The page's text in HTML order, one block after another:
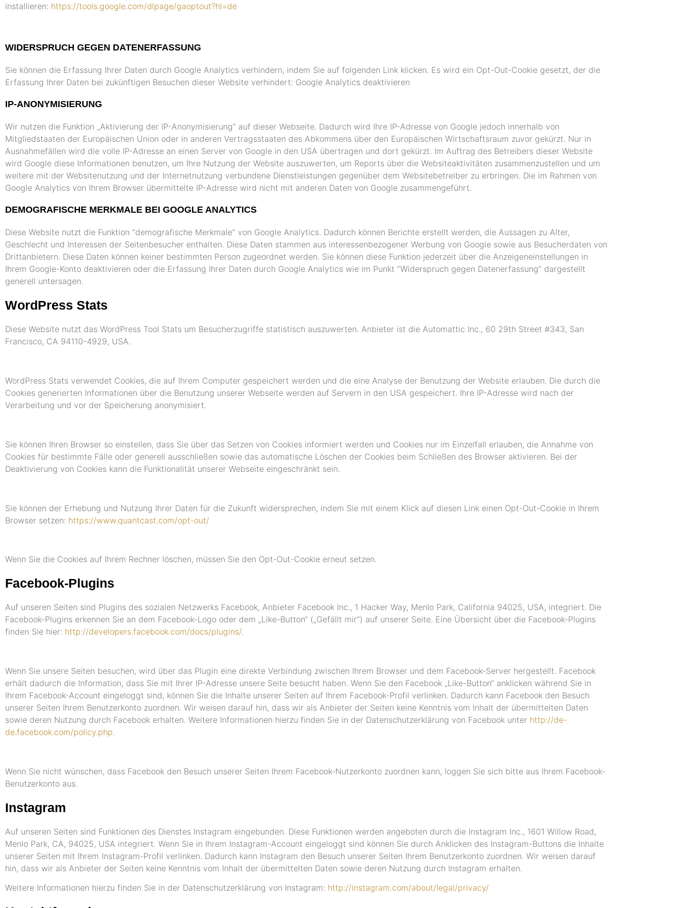
installieren: https://tools.google.com/dlpage/gaoptout?hl=de
WIDERSPRUCH GEGEN DATENERFASSUNG
Sie können die Erfassung Ihrer Daten durch Google Analytics verhindern, indem Sie auf folgenden Link klicken. Es wird ein Opt-Out-Cookie gesetzt, der die
Erfassung Ihrer Daten bei zukünftigen Besuchen dieser Website verhindert: Google Analytics deaktivieren
IP-ANONYMISIERUNG
Wir nutzen die Funktion „Aktivierung der IP-Anonymisierung“ auf dieser Webseite. Dadurch wird Ihre IP-Adresse von Google jedoch innerhalb von
Mitgliedstaaten der Europäischen Union oder in anderen Vertragsstaaten des Abkommens über den Europäischen Wirtschaftsraum zuvor gekürzt. Nur in
Ausnahmefällen wird die volle IP-Adresse an einen Server von Google in den USA übertragen und dort gekürzt. Im Auftrag des Betreibers dieser Website
wird Google diese Informationen benutzen, um Ihre Nutzung der Website auszuwerten, um Reports über die Websiteaktivitäten zusammenzustellen und um
weitere mit der Websitenutzung und der Internetnutzung verbundene Dienstleistungen gegenüber dem Websitebetreiber zu erbringen. Die im Rahmen von
Google Analytics von Ihrem Browser übermittelte IP-Adresse wird nicht mit anderen Daten von Google zusammengeführt.
DEMOGRAFISCHE MERKMALE BEI GOOGLE ANALYTICS
Diese Website nutzt die Funktion “demografische Merkmale” von Google Analytics. Dadurch können Berichte erstellt werden, die Aussagen zu Alter,
Geschlecht und Interessen der Seitenbesucher enthalten. Diese Daten stammen aus interessenbezogener Werbung von Google sowie aus Besucherdaten von
Drittanbietern. Diese Daten können keiner bestimmten Person zugeordnet werden. Sie können diese Funktion jederzeit über die Anzeigeneinstellungen in
Ihrem Google-Konto deaktivieren oder die Erfassung Ihrer Daten durch Google Analytics wie im Punkt “Widerspruch gegen Datenerfassung” dargestellt
generell untersagen.
WordPress Stats
Diese Website nutzt das WordPress Tool Stats um Besucherzugriffe statistisch auszuwerten. Anbieter ist die Automattic Inc., 60 29th Street #343, San
Francisco, CA 94110-4929, USA.
WordPress Stats verwendet Cookies, die auf Ihrem Computer gespeichert werden und die eine Analyse der Benutzung der Website erlauben. Die durch die
Cookies generierten Informationen über die Benutzung unserer Webseite werden auf Servern in den USA gespeichert. Ihre IP-Adresse wird nach der
Verarbeitung und vor der Speicherung anonymisiert.
Sie können Ihren Browser so einstellen, dass Sie über das Setzen von Cookies informiert werden und Cookies nur im Einzelfall erlauben, die Annahme von
Cookies für bestimmte Fälle oder generell ausschließen sowie das automatische Löschen der Cookies beim Schließen des Browser aktivieren. Bei der
Deaktivierung von Cookies kann die Funktionalität unserer Webseite eingeschränkt sein.
Sie können der Erhebung und Nutzung Ihrer Daten für die Zukunft widersprechen, indem Sie mit einem Klick auf diesen Link einen Opt-Out-Cookie in Ihrem
Browser setzen: https://www.quantcast.com/opt-out/
Wenn Sie die Cookies auf Ihrem Rechner löschen, müssen Sie den Opt-Out-Cookie erneut setzen.
Facebook-Plugins
Auf unseren Seiten sind Plugins des sozialen Netzwerks Facebook, Anbieter Facebook Inc., 1 Hacker Way, Menlo Park, California 94025, USA, integriert. Die
Facebook-Plugins erkennen Sie an dem Facebook-Logo oder dem „Like-Button“ („Gefällt mir“) auf unserer Seite. Eine Übersicht über die Facebook-Plugins
finden Sie hier: http://developers.facebook.com/docs/plugins/.
Wenn Sie unsere Seiten besuchen, wird über das Plugin eine direkte Verbindung zwischen Ihrem Browser und dem Facebook-Server hergestellt. Facebook
erhält dadurch die Information, dass Sie mit Ihrer IP-Adresse unsere Seite besucht haben. Wenn Sie den Facebook „Like-Button“ anklicken während Sie in
Ihrem Facebook-Account eingeloggt sind, können Sie die Inhalte unserer Seiten auf Ihrem Facebook-Profil verlinken. Dadurch kann Facebook den Besuch
unserer Seiten Ihrem Benutzerkonto zuordnen. Wir weisen darauf hin, dass wir als Anbieter der Seiten keine Kenntnis vom Inhalt der übermittelten Daten
sowie deren Nutzung durch Facebook erhalten. Weitere Informationen hierzu finden Sie in der Datenschutzerklärung von Facebook unter http://de-
de.facebook.com/policy.php.
Wenn Sie nicht wünschen, dass Facebook den Besuch unserer Seiten Ihrem Facebook-Nutzerkonto zuordnen kann, loggen Sie sich bitte aus Ihrem Facebook-
Benutzerkonto aus.
Instagram
Auf unseren Seiten sind Funktionen des Dienstes Instagram eingebunden. Diese Funktionen werden angeboten durch die Instagram Inc., 1601 Willow Road,
Menlo Park, CA, 94025, USA integriert. Wenn Sie in Ihrem Instagram-Account eingeloggt sind können Sie durch Anklicken des Instagram-Buttons die Inhalte
unserer Seiten mit Ihrem Instagram-Profil verlinken. Dadurch kann Instagram den Besuch unserer Seiten Ihrem Benutzerkonto zuordnen. Wir weisen darauf
hin, dass wir als Anbieter der Seiten keine Kenntnis vom Inhalt der übermittelten Daten sowie deren Nutzung durch Instagram erhalten.
Weitere Informationen hierzu finden Sie in der Datenschutzerklärung von Instagram: http://instagram.com/about/legal/privacy/